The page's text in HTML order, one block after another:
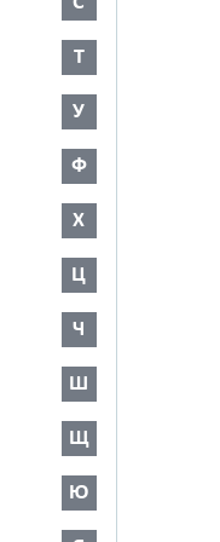
Т
У
Ф
Х
Ц
Ч
Ш
Щ
Ю